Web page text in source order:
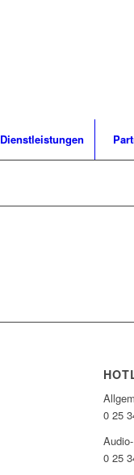
Dienstleistungen
0 25
0 25